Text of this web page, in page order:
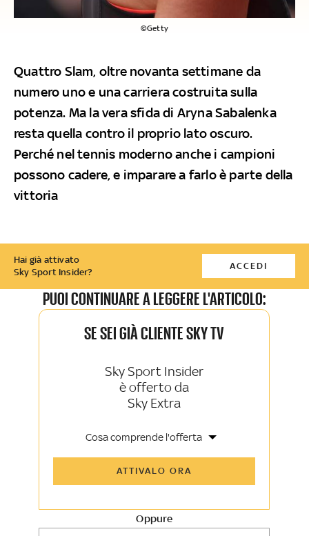
©Getty
Quattro Slam, oltre novanta settimane da
numero uno e una carriera costruita sulla
potenza. Ma la vera sfida di Aryna Sabalenka
resta quella contro il proprio lato oscuro.
Perché nel tennis moderno anche i campioni
possono cadere, e imparare a farlo è parte della
vittoria
Hai già attivato
Sky Sport Insider?
ACCEDI
PUOI CONTINUARE A LEGGERE L'ARTICOLO:
SE SEI GIÀ CLIENTE SKY TV
Sky Sport Insider
è offerto da
Sky Extra
Cosa comprende l'offerta
Sky TG24 Insider
Sport e Sky TG24
La newsletter esclusiva di Sky Sport
ATTIVALO ORA
Oppure